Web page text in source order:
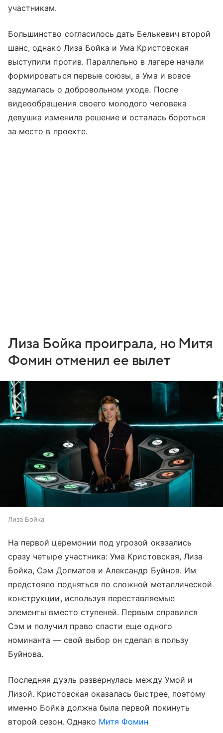
участникам.
Большинство согласилось дать Белькевич второй
шанс, однако Лиза Бойка и Ума Кристовская
выступили против. Параллельно в лагере начали
формироваться первые союзы, а Ума и вовсе
задумалась о добровольном уходе. После
видеообращения своего молодого человека
девушка изменила решение и осталась бороться
за место в проекте.
Лиза Бойка проиграла, но Митя
Фомин отменил ее вылет
Лиза Бойка
На первой церемонии под угрозой оказались
сразу четыре участника: Ума Кристовская, Лиза
Бойка, Сэм Долматов и Александр Буйнов. Им
предстояло подняться по сложной металлической
конструкции, используя переставляемые
элементы вместо ступеней. Первым справился
Сэм и получил право спасти еще одного
номинанта — свой выбор он сделал в пользу
Буйнова.
Последняя дуэль развернулась между Умой и
Лизой. Кристовская оказалась быстрее, поэтому
именно Бойка должна была первой покинуть
второй сезон. Однако Митя Фомин